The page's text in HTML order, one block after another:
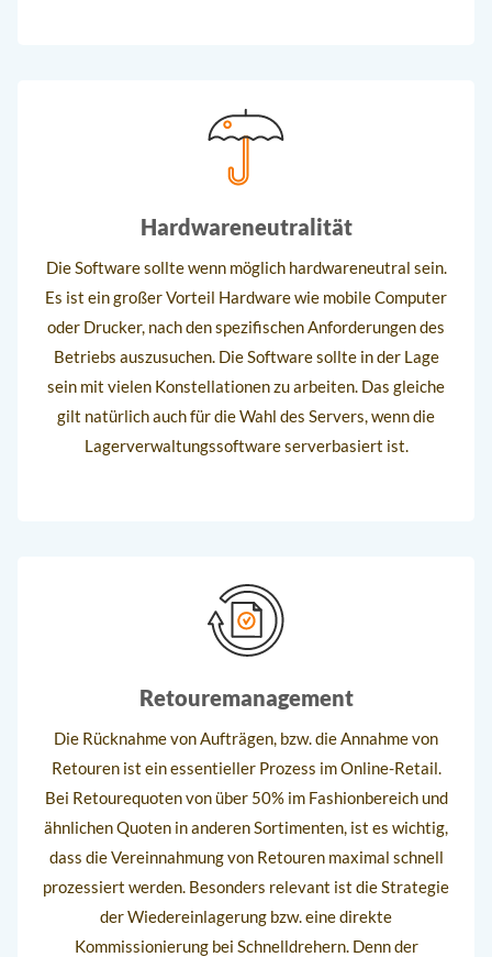
Hardwareneutralität
Die Software sollte wenn möglich hardwareneutral sein.
Es ist ein großer Vorteil Hardware wie mobile Computer
oder Drucker, nach den spezifischen Anforderungen des
Betriebs auszusuchen. Die Software sollte in der Lage
sein mit vielen Konstellationen zu arbeiten. Das gleiche
gilt natürlich auch für die Wahl des Servers, wenn die
Lagerverwaltungssoftware serverbasiert ist.
Retouremanagement
Die Rücknahme von Aufträgen, bzw. die Annahme von
Retouren ist ein essentieller Prozess im Online-Retail.
Bei Retourequoten von über 50% im Fashionbereich und
ähnlichen Quoten in anderen Sortimenten, ist es wichtig,
dass die Vereinnahmung von Retouren maximal schnell
prozessiert werden. Besonders relevant ist die Strategie
der Wiedereinlagerung bzw. eine direkte
Kommissionierung bei Schnelldrehern. Denn der